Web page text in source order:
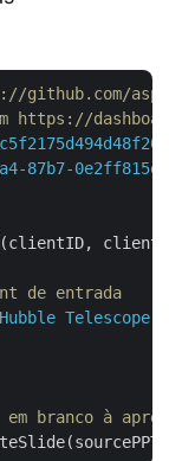
github.com/
https://
87b7-
de entrada
Telescope
branco à